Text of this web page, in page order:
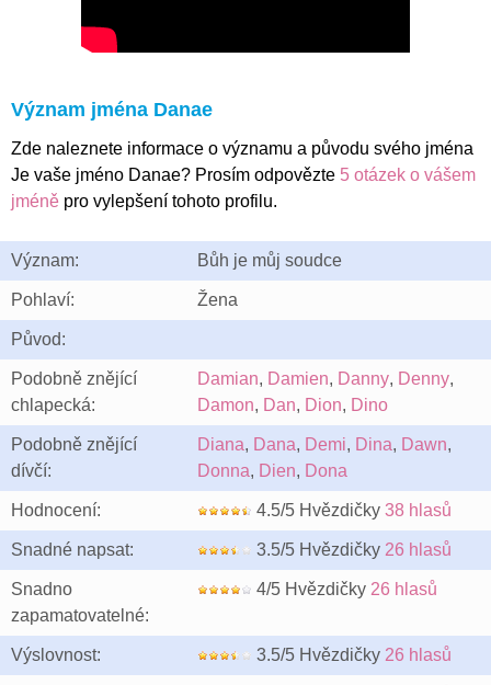
Význam jména Danae
Zde naleznete informace o významu a původu svého jména
Je vaše jméno Danae? Prosím odpovězte 5 otázek o vášem
jméně pro vylepšení tohoto profilu.
Význam: Bůh je můj soudce
Pohlaví: Žena
Původ:
Podobně znějící
chlapecká:
Damian, Damien, Danny, Denny,
Damon, Dan, Dion, Dino
Podobně znějící
dívčí:
Diana, Dana, Demi, Dina, Dawn,
Donna, Dien, Dona
Hodnocení: 4.5/5 Hvězdičky 38 hlasů
Snadné napsat: 3.5/5 Hvězdičky 26 hlasů
Snadno
zapamatovatelné:
4/5 Hvězdičky 26 hlasů
Výslovnost: 3.5/5 Hvězdičky 26 hlasů